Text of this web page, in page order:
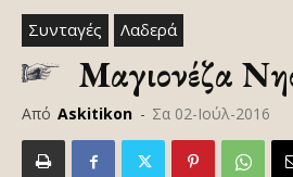
Συνταγές Λαδερά
Μαγιονέζα
Από Askitikon - Σα 02-Ιούλ-2016